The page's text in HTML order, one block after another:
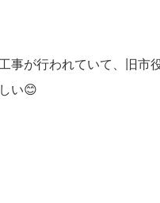
事が行われていて、旧市
い😊